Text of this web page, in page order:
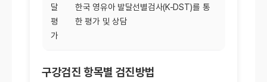
달
평
가
한국 영유아 발달선별검사(K-DST)를 통
한 평가 및 상담
구강검진 항목별 검진방법